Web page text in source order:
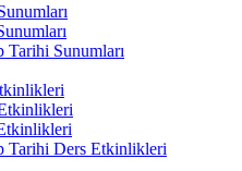
Tarihi Sunumları
Tarihi Ders Etkinlikleri